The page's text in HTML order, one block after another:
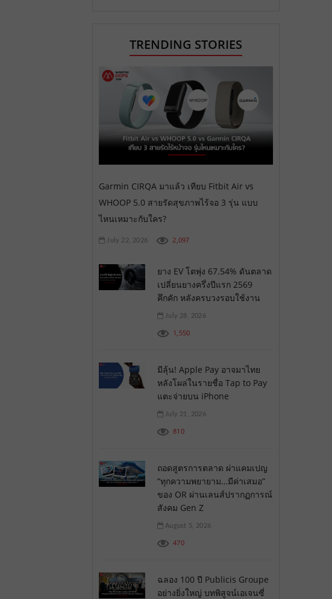
TRENDING STORIES
Garmin CIRQA มาแล้ว เทียบ Fitbit Air vs
WHOOP 5.0 สายรัดสุขภาพไร้จอ 3 รุ่น แบบ
ไหนเหมาะกับใคร?
July 22, 2026 2,097
ยาง EV โตพุ่ง 67.54% ดันตลาด
เปลี่ยนยางครึ่งปีแรก 2569
คึกคัก หลังครบวงรอบใช้งาน
July 28, 2026
1,550
มีลุ้น! Apple Pay อาจมาไทย
หลังโผล่ในรายชื่อ Tap to Pay
แตะจ่ายบน iPhone
July 21, 2026
810
ถอดสูตรการตลาด ผ่าแคมเปญ
“ทุกความพยายาม…มีค่าเสมอ”
ของ OR ผ่านเลนส์ปรากฏการณ์
สังคม Gen Z
August 5, 2026
470
ฉลอง 100 ปี Publicis Groupe
อย่างยิ่งใหญ่ บทพิสูจน์เอเจนซี่